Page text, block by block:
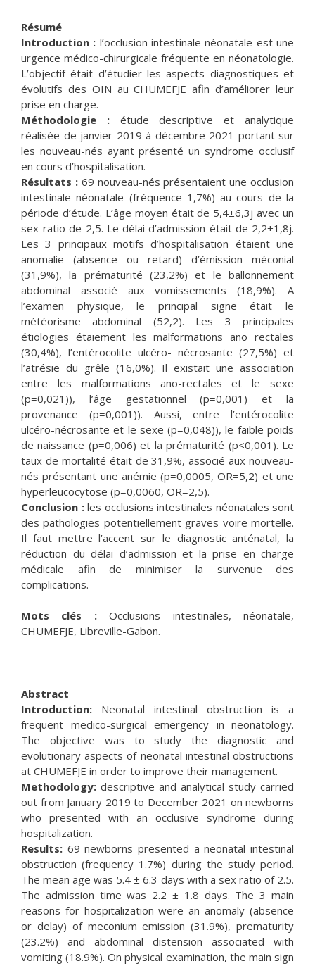
Résumé
Introduction : l’occlusion intestinale néonatale est une
urgence médico-chirurgicale fréquente en néonatologie.
L’objectif était d’étudier les aspects diagnostiques et
évolutifs des OIN au CHUMEFJE afin d’améliorer leur
prise en charge.
Méthodologie :étude descriptive et analytique
réalisée de janvier 2019 à décembre 2021 portant sur
les nouveau-nés ayant présenté un syndrome occlusif
en cours d’hospitalisation.
Résultats :69 nouveau-nés présentaient une occlusion
intestinale néonatale (fréquence 1,7%) au cours de la
période d’étude. L’âge moyen était de 5,4±6,3j avec un
sex-ratio de 2,5. Le délai d’admission était de 2,2±1,8j.
Les 3 principaux motifs d’hospitalisation étaient une
anomalie (absence ou retard) d’émission méconial
(31,9%), la prématurité (23,2%) et le ballonnement
abdominal associé aux vomissements (18,9%). A
l’examen physique, le principal signe était le
météorisme abdominal (52,2). Les 3 principales
étiologies étaiement les malformations ano rectales
(30,4%), l’entérocolite ulcéro- nécrosante (27,5%) et
l’atrésie du grêle (16,0%). Il existait une association
entre les malformations ano-rectales et le sexe
(p=0,021)), l’âge gestationnel (p=0,001) et la
provenance (p=0,001)). Aussi, entre l’entérocolite
ulcéro-nécrosante et le sexe (p=0,048)), le faible poids
de naissance (p=0,006) et la prématurité (p<0,001). Le
taux de mortalité était de 31,9%, associé aux nouveau-
nés présentant une anémie (p=0,0005, OR=5,2) et une
hyperleucocytose (p=0,0060, OR=2,5).
Conclusion :les occlusions intestinales néonatales sont
des pathologies potentiellement graves voire mortelle.
Il faut mettre l’accent sur le diagnostic anténatal, la
réduction du délai d’admission et la prise en charge
médicale afin de minimiser la survenue des
complications.
Mots clés :Occlusions intestinales, néonatale,
CHUMEFJE, Libreville-Gabon.
Abstract
Introduction: Neonatal intestinal obstruction is a
frequent medico-surgical emergency in neonatology.
The objective was to study the diagnostic and
evolutionary aspects of neonatal intestinal obstructions
at CHUMEFJE in order to improve their management.
Methodology: descriptive and analytical study carried
out from January 2019 to December 2021 on newborns
who presented with an occlusive syndrome during
hospitalization.
Results: 69 newborns presented a neonatal intestinal
obstruction (frequency 1.7%) during the study period.
The mean age was 5.4 ± 6.3 days with a sex ratio of 2.5.
The admission time was 2.2 ± 1.8 days. The 3 main
reasons for hospitalization were an anomaly (absence
or delay) of meconium emission (31.9%), prematurity
(23.2%) and abdominal distension associated with
vomiting (18.9%). On physical examination, the main sign